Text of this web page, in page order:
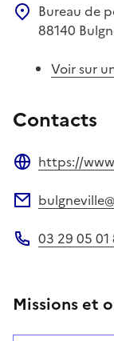
Bureau de
88140
Voir sur
Contacts
https://
03 29 05 01
Missions et